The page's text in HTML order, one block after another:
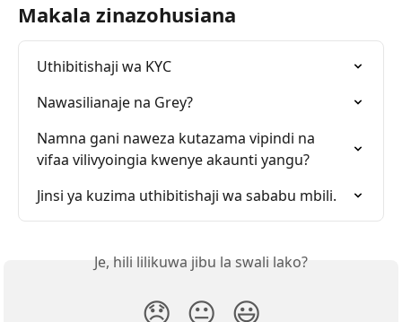
Makala zinazohusiana
Uthibitishaji wa KYC
Nawasilianaje na Grey?
Namna gani naweza kutazama vipindi na
vifaa vilivyoingia kwenye akaunti yangu?
Jinsi ya kuzima uthibitishaji wa sababu mbili.
Je, hili lilikuwa jibu la swali lako?
😞 😐 😃